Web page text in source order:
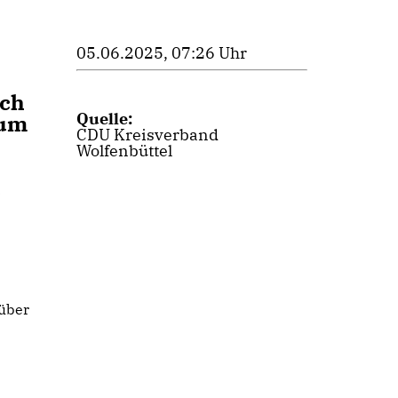
05.06.2025, 07:26 Uhr
Quelle:
CDU Kreisverband
Wolfenbüttel